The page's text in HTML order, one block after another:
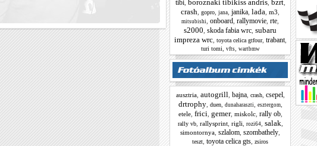
tibi, boroznaki tibikiss andris, bzrt,
crash gopro jana janika lada m3
mitsubishi onboard rallymovie rte
s2000 skoda fabia wrc subaru
impreza wrc, toyota celica gtfour, trabant,
turi tomi vfts, wartbmw
ausztria, autogrill bajna, crash, csepel
drtrophy, duen, dunaharaszti esztergom,
etele, frici gemer, miskolc, rally ob,
rally vb, rallysprint, rigli rozi64, salak
simontornya szlalom szombathely
teszt toyota celica gts zsiros